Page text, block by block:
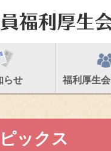
らせ 福利厚生
ックス